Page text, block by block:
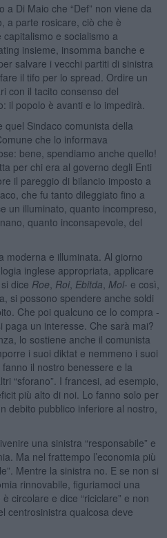
a Di Maio che “Def” non viene da
a parte rosicare, ciò che è
e socialismo a
insieme, insomma banche e
salvare i vecchi partiti di sinistra
il tifo per lo spread. Ordire un
con il tacito consenso del
il popolo è avanti e lo impedirà.
Sindaco comunista della
che lo informava
bene, spendiamo anche quello!
per chi era al governo degli Enti
il pareggio di bilancio imposto a
che fu tanto dileggiato fino a
un illuminato, quanto incompreso,
quanto inconsapevole, del
moderna e illuminata. Al giorno
inglese appropriata, applicare
dice Roe Roi, Ebitda Mol- e così,
si possono spendere anche soldi
Che poi qualcuno ce lo compra -
paga un interesse. Che sarà mai?
lo sostiene anche il comunista
i suoi diktat e nemmeno i suoi
il nostro benessere e la
“sforano”. I francesi, ad esempio,
più alto di noi. Lo fanno solo per
debito pubblico inferiore al nostro,
una sinistra “responsabile” e
Ma nel frattempo l’economia più
Mentre la sinistra no. E se non si
rinnovabile, figuriamoci una
circolare e dice “riciclare” e non
centrosinistra qualcosa deve